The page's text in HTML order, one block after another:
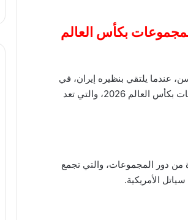
بكأس العالم
عندما يلتقي بنظيره إيران، في
المباراة التي تجمع المنتخبين ضمن منافسات الجولة الأخيرة من دور المجموعات بكأس العالم 2026، والتي تعد
من دور المجموعات، والتي تجمع
الأمريكية.